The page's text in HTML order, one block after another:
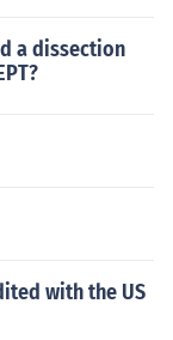
a dissection
with the US